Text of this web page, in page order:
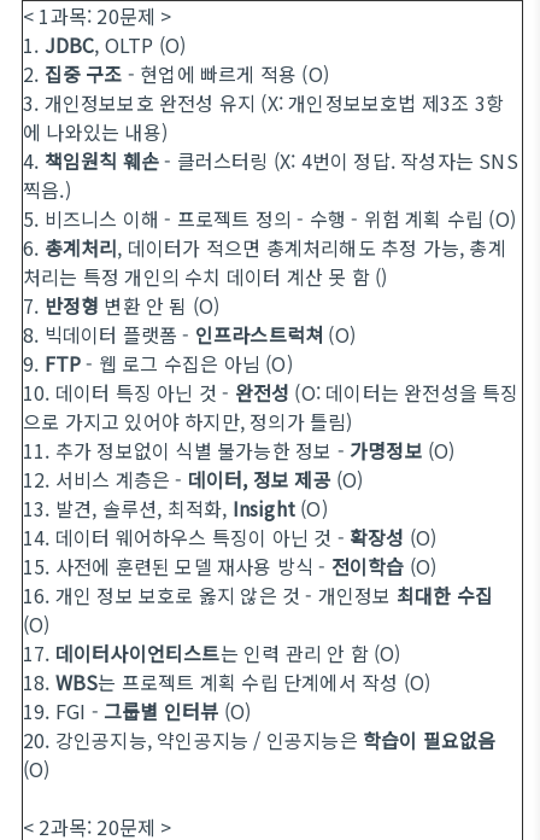
< 1과목: 20문제 >
1. JDBC, OLTP (O)
2. 집중 구조 - 현업에 빠르게 적용 (O)
3. 개인정보보호 완전성 유지 (X: 개인정보보호법 제3조 3항
에 나와있는 내용)
4. 책임원칙 훼손- 클러스터링 (X: 4번이 정답. 작성자는 SNS
찍음.)
5. 비즈니스 이해 - 프로젝트 정의 - 수행 - 위험 계획 수립 (O)
6. 총계처리, 데이터가 적으면 총계처리해도 추정 가능, 총계
처리는 특정 개인의 수치 데이터 계산 못 함()
7. 반정형 변환 안 됨 (O)
8. 빅데이터 플랫폼 - 인프라스트럭쳐 (O)
9. FTP- 웹 로그 수집은 아님 (O)
10. 데이터 특징 아닌 것 - 완전성 (O: 데이터는 완전성을 특징
으로 가지고 있어야 하지만, 정의가 틀림)
11. 추가 정보없이 식별 불가능한 정보 - 가명정보 (O)
12. 서비스 계층은 - 데이터, 정보 제공 (O)
13. 발견, 솔루션, 최적화, Insight (O)
14. 데이터 웨어하우스 특징이 아닌 것 - 확장성 (O)
15. 사전에 훈련된 모델 재사용 방식 - 전이학습 (O)
16. 개인 정보 보호로 옳지 않은 것 - 개인정보 최대한 수집
(O)
17. 데이터사이언티스트는 인력 관리 안 함 (O)
18. WBS는 프로젝트 계획 수립 단계에서 작성 (O)
19. FGI - 그룹별 인터뷰 (O)
20. 강인공지능, 약인공지능 / 인공지능은 학습이 필요없음
(O)
< 2과목: 20문제 >